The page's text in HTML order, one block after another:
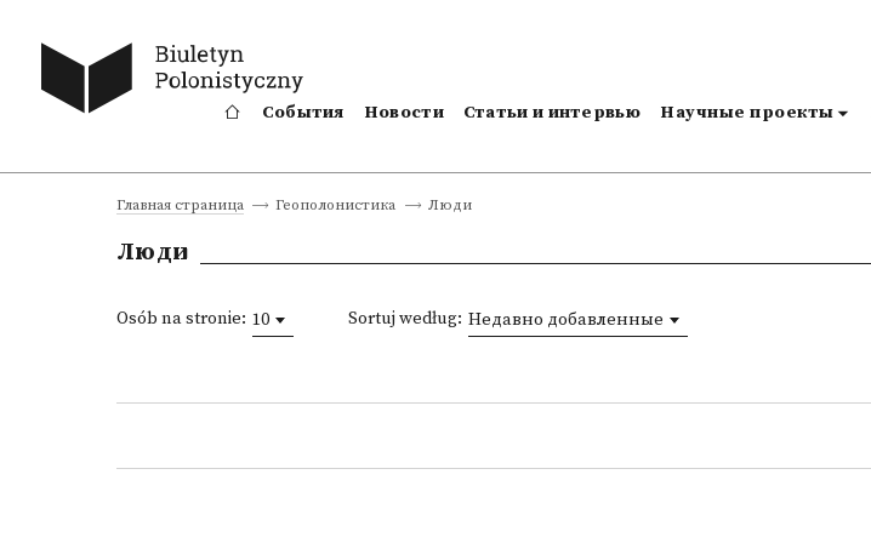
События Новости Статьи и интервью Научные проекты
Главная страница Геополонистика Люди
Люди
Osób na stronie: 10 Sortuj według: Недавно добавленные